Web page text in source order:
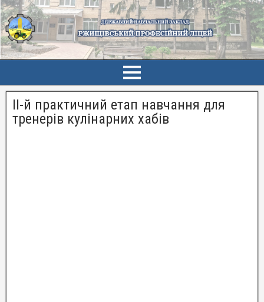
ІІ-й практичний етап навчання для
тренерів кулінарних хабів